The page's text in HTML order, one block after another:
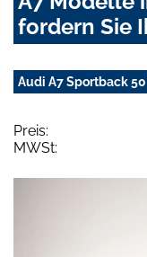
fordern Sie
Audi A7 Sportback 50
Preis:
MWSt: